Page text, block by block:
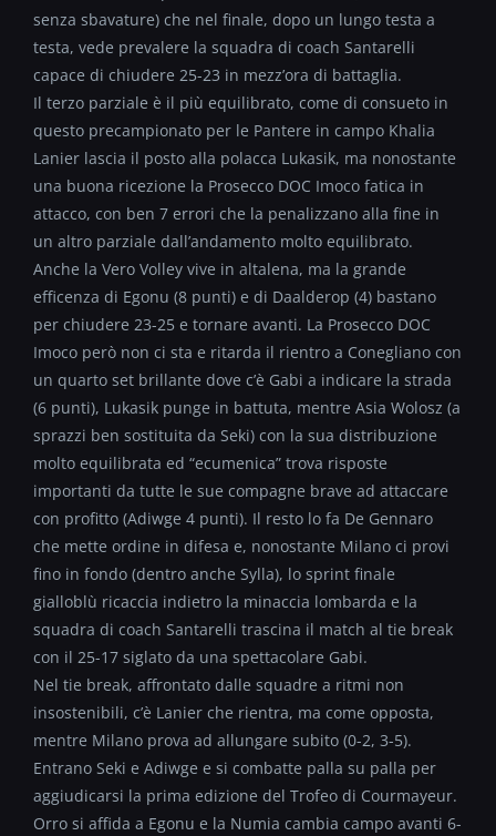
senza sbavature) che nel finale, dopo un lungo testa a
testa, vede prevalere la squadra di coach Santarelli
capace di chiudere 25-23 in mezz’ora di battaglia.
Il terzo parziale è il più equilibrato, come di consueto in
questo precampionato per le Pantere in campo Khalia
Lanier lascia il posto alla polacca Lukasik, ma nonostante
una buona ricezione la Prosecco DOC Imoco fatica in
attacco, con ben 7 errori che la penalizzano alla fine in
un altro parziale dall’andamento molto equilibrato.
Anche la Vero Volley vive in altalena, ma la grande
efficenza di Egonu (8 punti) e di Daalderop (4) bastano
per chiudere 23-25 e tornare avanti. La Prosecco DOC
Imoco però non ci sta e ritarda il rientro a Conegliano con
un quarto set brillante dove c’è Gabi a indicare la strada
(6 punti), Lukasik punge in battuta, mentre Asia Wolosz (a
sprazzi ben sostituita da Seki) con la sua distribuzione
molto equilibrata ed “ecumenica” trova risposte
importanti da tutte le sue compagne brave ad attaccare
con profitto (Adiwge 4 punti). Il resto lo fa De Gennaro
che mette ordine in difesa e, nonostante Milano ci provi
fino in fondo (dentro anche Sylla), lo sprint finale
gialloblù ricaccia indietro la minaccia lombarda e la
squadra di coach Santarelli trascina il match al tie break
con il 25-17 siglato da una spettacolare Gabi.
Nel tie break, affrontato dalle squadre a ritmi non
insostenibili, c’è Lanier che rientra, ma come opposta,
mentre Milano prova ad allungare subito (0-2, 3-5).
Entrano Seki e Adiwge e si combatte palla su palla per
aggiudicarsi la prima edizione del Trofeo di Courmayeur.
Orro si affida a Egonu e la Numia cambia campo avanti 6-